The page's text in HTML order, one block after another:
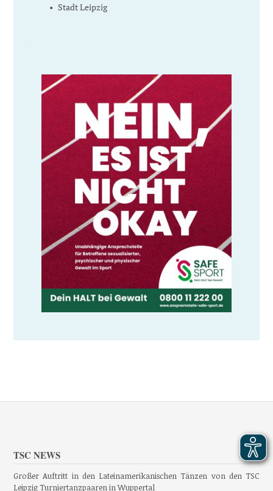
Stadt Leipzig
TSC NEWS
Großer Auftritt in den Lateinamerikanischen Tänzen von den TSC
Leipzig Turniertanzpaaren in Wuppertal